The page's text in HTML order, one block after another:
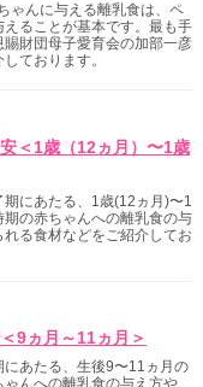
ゃんに与える離乳食は、ペ
ることが基本です。最も手
財団母子愛育会の加部一彦
ております。
＜1歳（12ヵ月）〜1歳
にあたる、1歳(12ヵ月)〜1
の赤ちゃんへの離乳食の与
る食材などをご紹介してお
9ヵ月～11ヵ月＞
あたる、生後9〜11ヵ月の
んへの離乳食の与え方や、